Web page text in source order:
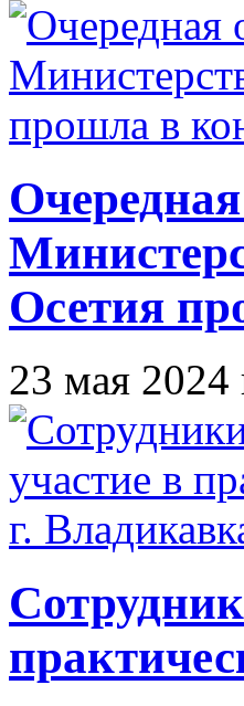
Осетия
23 мая 2024